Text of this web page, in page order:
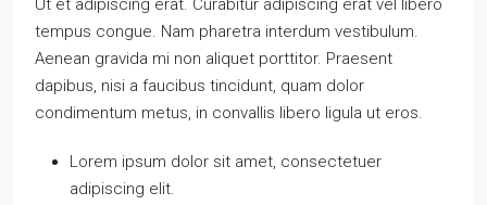
Ut et adipiscing erat. Curabitur adipiscing erat vel libero
tempus congue. Nam pharetra interdum vestibulum.
Aenean gravida mi non aliquet porttitor. Praesent
dapibus, nisi a faucibus tincidunt, quam dolor
condimentum metus, in convallis libero ligula ut eros.
Lorem ipsum dolor sit amet, consectetuer
adipiscing elit.